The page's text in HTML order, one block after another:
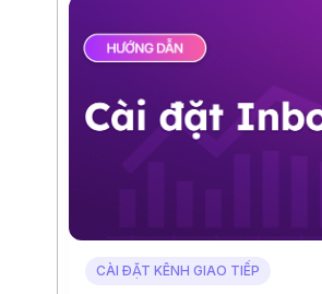
CÀI ĐẶT KÊNH GIAO TIẾP